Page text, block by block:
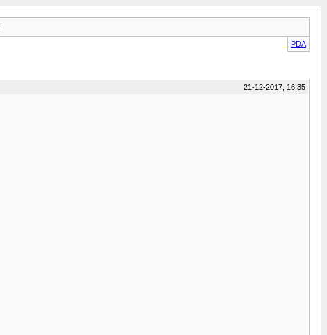
PDA
21-12-2017, 16:35